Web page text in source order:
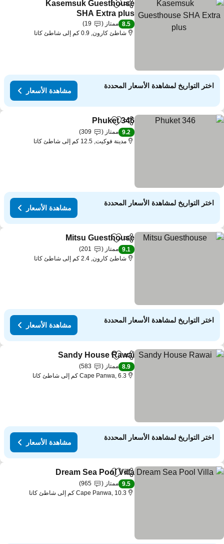
مشاركةAdd to favorites
Kasemsuk Guesthouse
SHA Extra plus
8.5 ممتاز
19
شاطئ كارون, 0.9 كم إلى شاطئ كاتا
اختر التواريخ لمشاهدة الأسعار المحددة
مشاهدة الأسعار
مشاركةAdd to favorites
Phuket 346
9.2 ممتاز
309
مدينة فوكيت, 12.5 كم إلى شاطئ كاتا
اختر التواريخ لمشاهدة الأسعار المحددة
مشاهدة الأسعار
مشاركةAdd to favorites
Mitsu Guesthouse
9.1 ممتاز
201
شاطئ كارون, 2.4 كم إلى شاطئ كاتا
اختر التواريخ لمشاهدة الأسعار المحددة
مشاهدة الأسعار
مشاركةAdd to favorites
Sandy House Rawai
8.9 ممتاز
583
Cape Panwa, 6.3 كم إلى شاطئ كاتا
اختر التواريخ لمشاهدة الأسعار المحددة
مشاهدة الأسعار
مشاركةAdd to favorites
Dream Sea Pool Villa
9.5 ممتاز
965
Cape Panwa, 10.3 كم إلى شاطئ كاتا